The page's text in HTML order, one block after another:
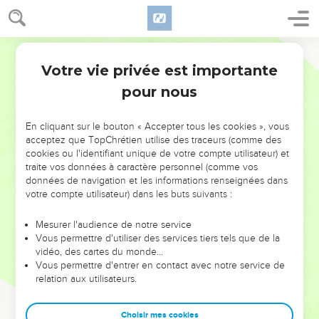
NE MANQUEZ PAS L’ÉVÉNEMENT
DE L’ANNÉE !
ET SI LEURS ERREURS POUVAIENT VOUS ÉVITER LES
VOTRES ?
leur foi ou leur vision. Mais on voit moins les doutes, les erreurs
et les saisons difficiles qu'ils ont traversés, alors même que ce
sont elles qui les ont façonnés.
Dans cette conférence, leaders, entrepreneurs, et responsables
clés pour avancer avec plus de sagesse afin que leurs erreurs
Votre vie privée est importante
pour nous
En cliquant sur le bouton « Accepter tous les cookies », vous
acceptez que TopChrétien utilise des traceurs (comme des
cookies ou l'identifiant unique de votre compte utilisateur) et
traite vos données à caractère personnel (comme vos
données de navigation et les informations renseignées dans
votre compte utilisateur) dans les buts suivants :
Mesurer l'audience de notre service
Vous permettre d'utiliser des services tiers tels que de la
vidéo, des cartes du monde…
Vous permettre d'entrer en contact avec notre service de
relation aux utilisateurs.
Choisir mes cookies